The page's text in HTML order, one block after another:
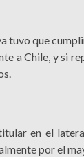
tuvo que
a Chile, y si
en el
por el